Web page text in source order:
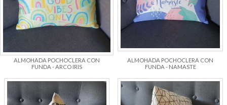
ALMOHADA POCHOCLERA CON
FUNDA - ARCO IRIS
ALMOHADA POCHOCLERA CON
FUNDA - NAMASTE